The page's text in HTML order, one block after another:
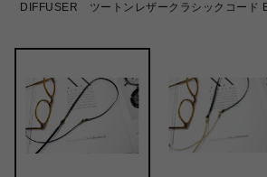
DIFFUSER ツートンレザークラシックコード